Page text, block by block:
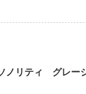
リティ グレー